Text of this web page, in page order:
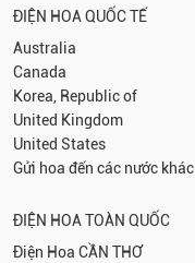
ĐIỆN HOA QUỐC TẾ
Australia
Canada
Korea, Republic of
United Kingdom
United States
Gửi hoa đến các nước khác
ĐIỆN HOA TOÀN QUỐC
Điện Hoa CẦN THƠ